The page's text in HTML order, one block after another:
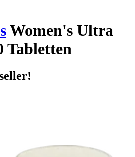
Women's Ultra
Tabletten